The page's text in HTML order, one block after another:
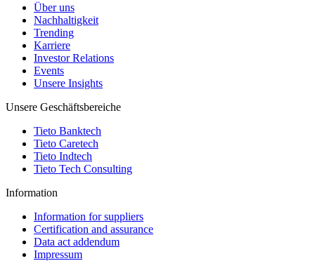
Über uns
Nachhaltigkeit
Trending
Karriere
Investor Relations
Events
Unsere Insights
Unsere Geschäftsbereiche
Tieto Banktech
Tieto Caretech
Tieto Indtech
Tieto Tech Consulting
Information
Information for suppliers
Certification and assurance
Data act addendum
Impressum